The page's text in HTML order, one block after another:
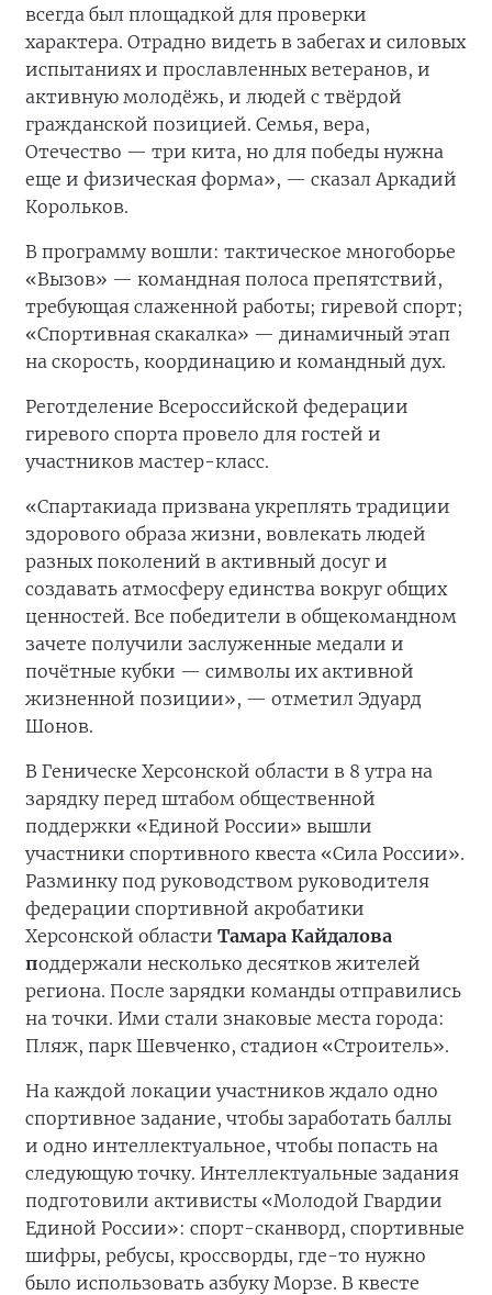
всегда был площадкой для проверки
характера. Отрадно видеть в забегах и силовых
испытаниях и прославленных ветеранов, и
активную молодёжь, и людей с твёрдой
гражданской позицией. Семья, вера,
Отечество — три кита, но для победы нужна
еще и физическая форма», — сказал Аркадий
Корольков.
В программу вошли: тактическое многоборье
«Вызов» — командная полоса препятствий,
требующая слаженной работы; гиревой спорт;
«Спортивная скакалка» — динамичный этап
на скорость, координацию и командный дух.
Реготделение Всероссийской федерации
гиревого спорта провело для гостей и
участников мастер-класс.
«Спартакиада призвана укреплять традиции
здорового образа жизни, вовлекать людей
разных поколений в активный досуг и
создавать атмосферу единства вокруг общих
ценностей. Все победители в общекомандном
зачете получили заслуженные медали и
почётные кубки — символы их активной
жизненной позиции», — отметил Эдуард
Шонов.
В Геническе Херсонской области в 8 утра на
зарядку перед штабом общественной
поддержки «Единой России» вышли
участники спортивного квеста «Сила России».
Разминку под руководством руководителя
федерации спортивной акробатики
Херсонской области Тамара Кайдалова
поддержали несколько десятков жителей
региона. После зарядки команды отправились
на точки. Ими стали знаковые места города:
Пляж, парк Шевченко, стадион «Строитель».
На каждой локации участников ждало одно
спортивное задание, чтобы заработать баллы
и одно интеллектуальное, чтобы попасть на
следующую точку. Интеллектуальные задания
подготовили активисты «Молодой Гвардии
Единой России»: спорт-сканворд, спортивные
шифры, ребусы, кроссворды, где-то нужно
было использовать азбуку Морзе. В квесте